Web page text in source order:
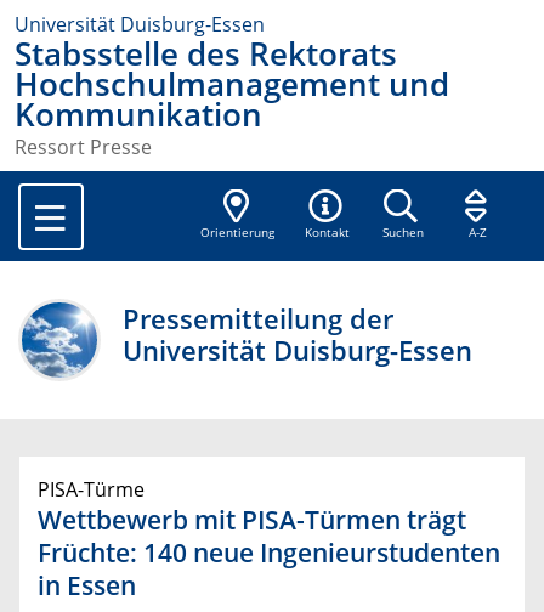
Universität Duisburg-Essen
Stabsstelle des Rektorats
Hochschulmanagement und
Kommunikation
Ressort Presse
Orientierung Kontakt Suchen A-Z
Pressemitteilung der
Universität Duisburg-Essen
PISA-Türme
Wettbewerb mit PISA-Türmen trägt
Früchte: 140 neue Ingenieurstudenten
in Essen